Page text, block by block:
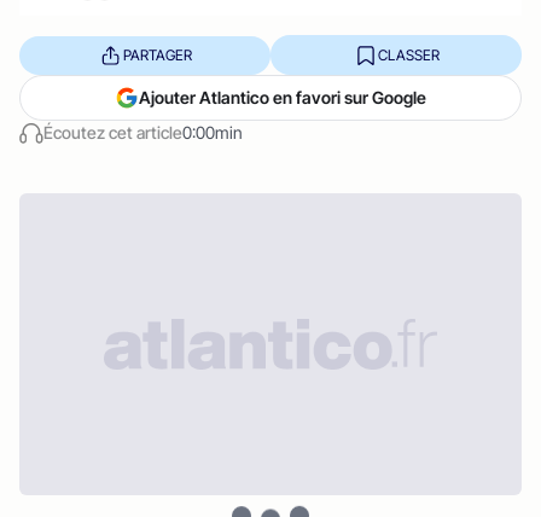
Écoutez cet article0:00min
PARTAGER CLASSER
Ajouter Atlantico en favori sur Google